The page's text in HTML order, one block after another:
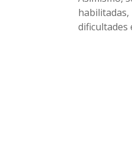
dificultades